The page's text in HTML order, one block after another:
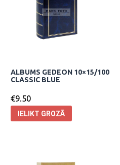
ALBUMS GEDEON 10×15/100
CLASSIC BLUE
€9.50
IELIKT GROZĀ